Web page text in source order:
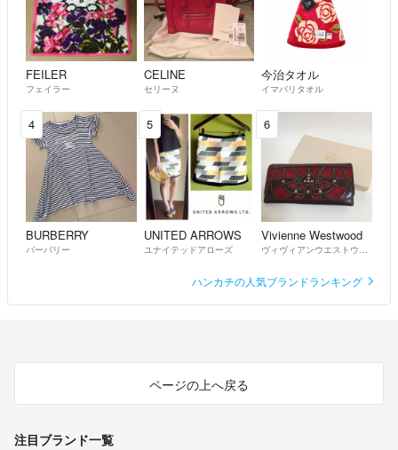
FEILER
フェイラー
CELINE
セリーヌ
今治タオル
イマバリタオル
4
BURBERRY
バーバリー
5
UNITED ARROWS
ユナイテッドアローズ
6
Vivienne Westwood
ヴィヴィアンウエストウッド
ハンカチの人気ブランドランキング
ページの上へ戻る
注目ブランド一覧